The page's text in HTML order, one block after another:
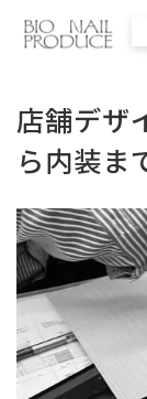
店舗デザ
ら内装ま